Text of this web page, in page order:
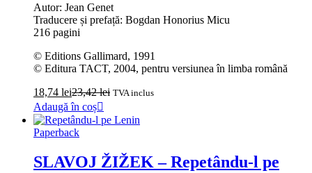
Autor: Jean Genet
Traducere și prefață: Bogdan Honorius Micu
216 pagini
© Editions Gallimard, 1991
© Editura TACT, 2004, pentru versiunea în limba română
18,74 lei23,42lei TVA inclus
Adaugă în coș
Paperback
SLAVOJ ŽIŽEK – Repetându-l pe